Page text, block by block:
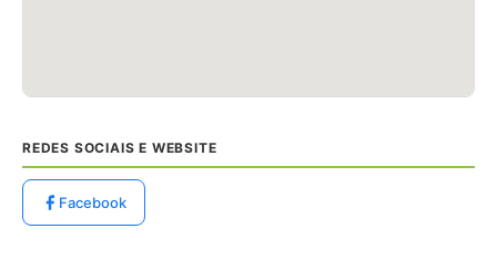
REDES SOCIAIS E WEBSITE
Facebook